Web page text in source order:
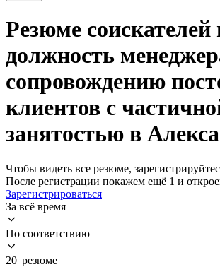
Резюме соискателей
должность
сопровождению
клиентов с
занятостью в
Чтобы видеть все резюме,
После регистрации покажем ещё 1 и
Зарегистрироваться
За всё время
По соответствию
20 резюме